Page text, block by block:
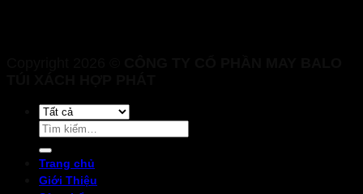
Tìm
kiếm:
Trang chủ
Giới Thiệu